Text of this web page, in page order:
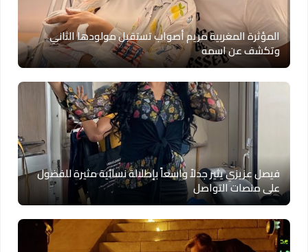
المؤثرة المغربية مريم أصواب تستقبل مولودها الثاني
وتكشف عن اسمه
فيصل عزيزي يثير جدلاً واسعاً بإطلالة نسائية مثيرة للفضول
على منصات التواصل